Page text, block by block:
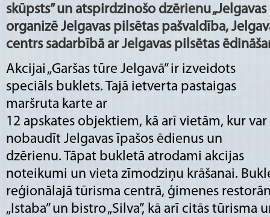
skūpsts” un atspirdzinošo dzērienu
organizē Jelgavas pilsētas pašvaldība,
centrs sadarbībā ar Jelgavas pilsētas
Akcijai „Garšas tūre Jelgavā” ir izveidots
speciāls buklets. Tajā ietverta pastaigas
maršruta karte ar
12 apskates objektiem, kā arī vietām, kur var
nobaudīt Jelgavas īpašos ēdienus un
dzērienu. Tāpat bukletā atrodami akcijas
noteikumi un vieta zīmodziņu krāšanai.
reģionālajā tūrisma centrā, ģimenes
„Istaba” un bistro „Silva”, kā arī citās tūrisma